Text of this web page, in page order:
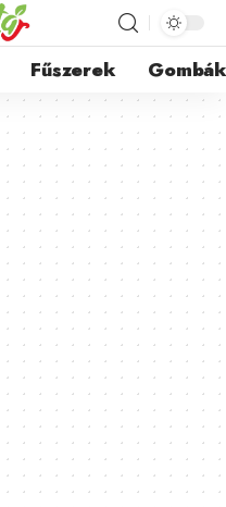
Fűszerek Gombák